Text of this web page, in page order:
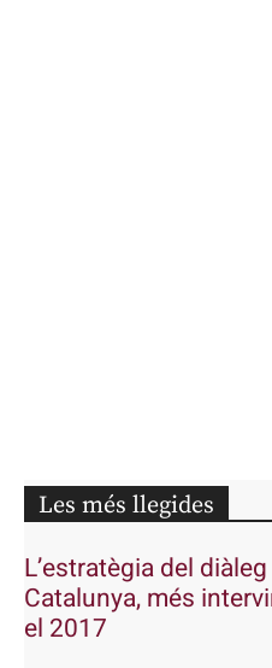
Les més llegides
L’estratègia del
Catalunya, més
el 2017